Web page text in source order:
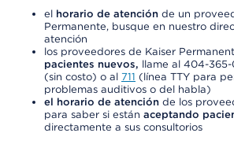
el horario de atención de un
Permanente, busque en nuestro
atención
los proveedores de Kaiser
pacientes nuevos, llame al 404-365-
(sin costo) o al 711 (línea TTY para
problemas auditivos o del habla)
el horario de atención de los
para saber si están aceptando
directamente a sus consultorios